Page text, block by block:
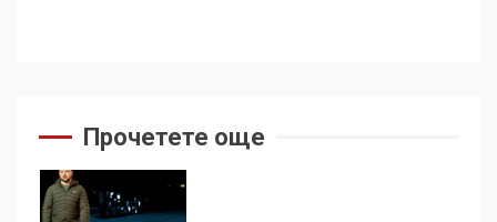
Прочетете още
2